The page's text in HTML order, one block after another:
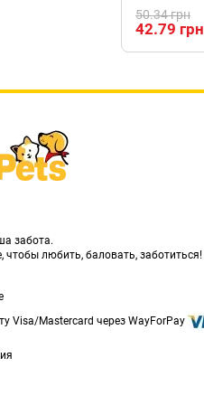
50.34 грн
42.79 грн
забота.
чтобы любить, баловать, заботиться!